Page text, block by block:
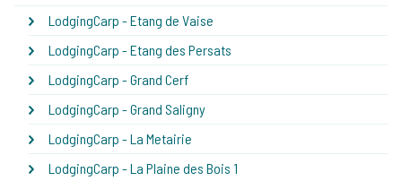
LodgingCarp - Etang de Vaise
LodgingCarp - Etang des Persats
LodgingCarp - Grand Cerf
LodgingCarp - Grand Saligny
LodgingCarp - La Metairie
LodgingCarp - La Plaine des Bois 1